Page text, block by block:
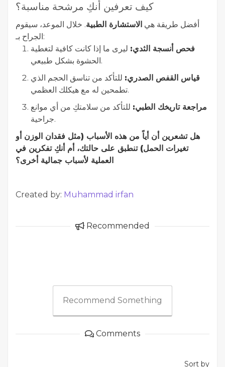
كيف تعرفين أنكِ مرشحة مناسبة؟
أفضل طريقة هي الاستشارة الطبية. خلال الموعد، سيقوم
الجراح بـ:
فحص أنسجة الثدي: ليرى ما إذا كانت كافية لتغطية
الحشوة بشكل طبيعي.
قياس القفص الصدري: للتأكد من تناسق الحجم الذي
تطمحين له مع هيكلك العظمي.
مراجعة تاريخك الطبي: للتأكد من سلامتكِ من أي موانع
جراحية.
هل تشعرين أن أياً من هذه الأسباب (مثل فقدان الوزن أو
تغيرات الحمل) تنطبق على حالتك، أم أنكِ تفكرين في
العملية لأسباب جمالية أخرى؟
Created by: Muhammad irfan
Recommended
Recommend Something
Comments
Sort by